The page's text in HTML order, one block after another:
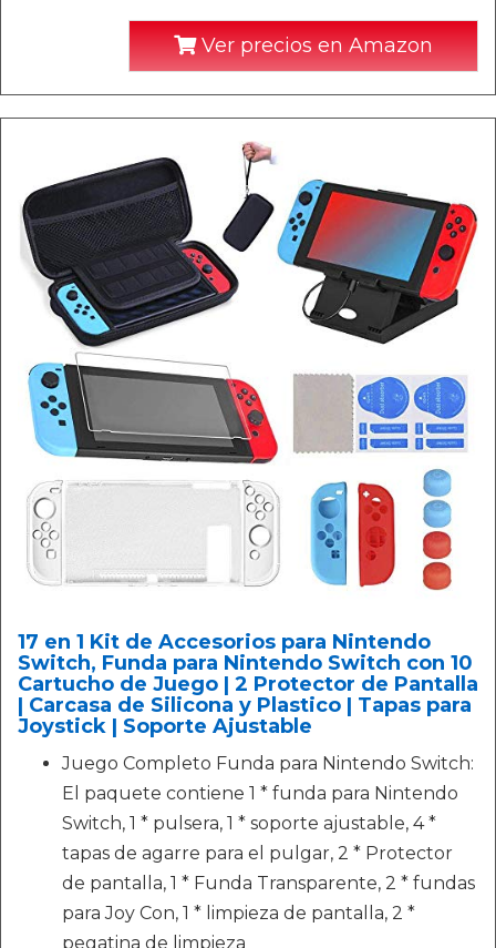
Ver precios en Amazon
17 en 1 Kit de Accesorios para Nintendo
Switch, Funda para Nintendo Switch con 10
Cartucho de Juego | 2 Protector de Pantalla
| Carcasa de Silicona y Plastico | Tapas para
Joystick | Soporte Ajustable
Juego Completo Funda para Nintendo Switch:
El paquete contiene 1 * funda para Nintendo
Switch, 1 * pulsera, 1 * soporte ajustable, 4 *
tapas de agarre para el pulgar, 2 * Protector
de pantalla, 1 * Funda Transparente, 2 * fundas
para Joy Con, 1 * limpieza de pantalla, 2 *
pegatina de limpieza